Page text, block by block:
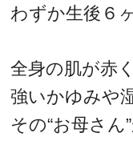
わずか生後６
全身の肌が赤
強いかゆみや
その“お母さん